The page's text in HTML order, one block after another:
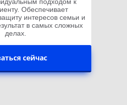
Обеспечивает
интересов семьи и
в самых сложных
делах.
сейчас